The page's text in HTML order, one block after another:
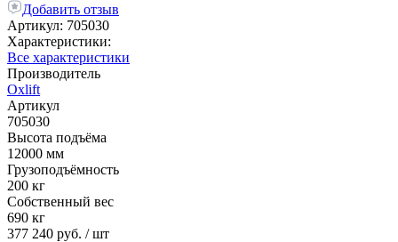
Добавить отзыв
Артикул: 705030
Характеристики:
Все характеристики
Производитель
Oxlift
Артикул
705030
Высота подъёма
12000 мм
Грузоподъёмность
200 кг
Собственный вес
690 кг
377 240 руб. / шт